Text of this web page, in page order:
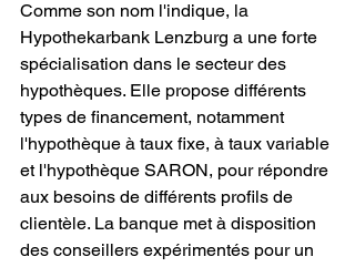
Comme son nom l'indique, la
Hypothekarbank Lenzburg a une forte
spécialisation dans le secteur des
hypothèques. Elle propose différents
types de financement, notamment
l'hypothèque à taux fixe, à taux variable
et l'hypothèque SARON, pour répondre
aux besoins de différents profils de
clientèle. La banque met à disposition
des conseillers expérimentés pour un